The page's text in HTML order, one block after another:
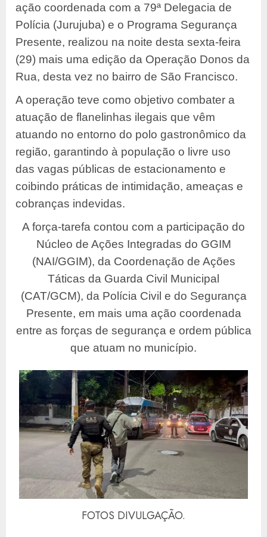
ação coordenada com a 79ª Delegacia de
Polícia (Jurujuba) e o Programa Segurança
Presente, realizou na noite desta sexta-feira
(29) mais uma edição da Operação Donos da
Rua, desta vez no bairro de São Francisco.
A operação teve como objetivo combater a
atuação de flanelinhas ilegais que vêm
atuando no entorno do polo gastronômico da
região, garantindo à população o livre uso
das vagas públicas de estacionamento e
coibindo práticas de intimidação, ameaças e
cobranças indevidas.
A força-tarefa contou com a participação do
Núcleo de Ações Integradas do GGIM
(NAI/GGIM), da Coordenação de Ações
Táticas da Guarda Civil Municipal
(CAT/GCM), da Polícia Civil e do Segurança
Presente, em mais uma ação coordenada
entre as forças de segurança e ordem pública
que atuam no município.
FOTOS DIVULGAÇÃO.